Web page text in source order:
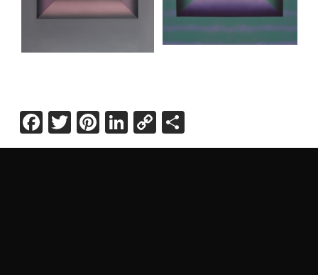
Facebook
Twitter
Pinterest
LinkedIn
Copy
Link
Share